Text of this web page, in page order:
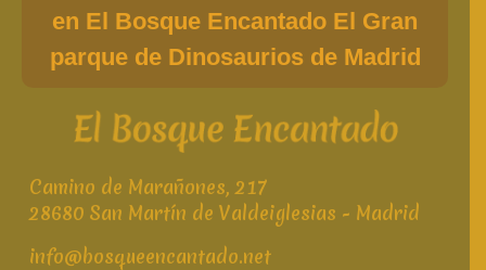
en El Bosque Encantado El Gran
parque de Dinosaurios de Madrid
Camino de Marañones, 217
28680 San Martín de Valdeiglesias - Madrid
info@bosqueencantado.net